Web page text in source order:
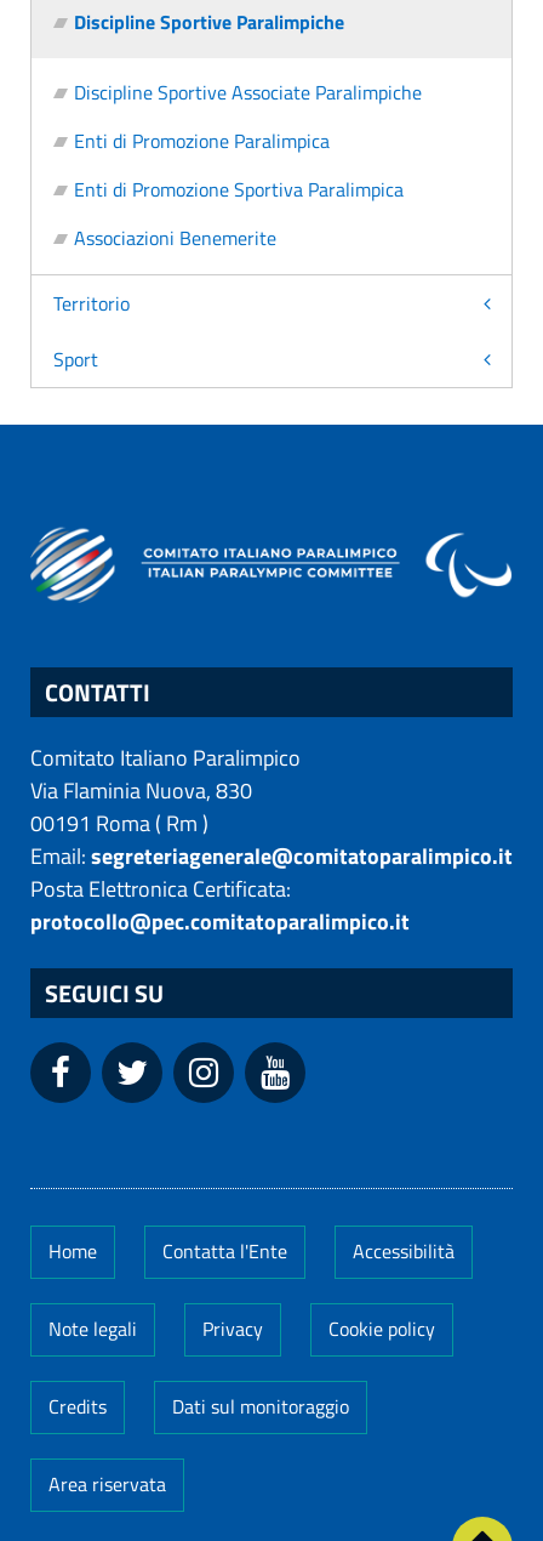
Discipline Sportive Paralimpiche
Discipline Sportive Associate Paralimpiche
Enti di Promozione Paralimpica
Enti di Promozione Sportiva Paralimpica
Associazioni Benemerite
Territorio
Sport
CONTATTI
Comitato Italiano Paralimpico
Via Flaminia Nuova, 830
00191 Roma( Rm)
Email:segreteriagenerale@comitatoparalimpico.it
Posta Elettronica Certificata:
protocollo@pec.comitatoparalimpico.it
SEGUICI SU
Home Contatta l'Ente Accessibilità
Note legali Privacy Cookie policy
Credits Dati sul monitoraggio
Area riservata